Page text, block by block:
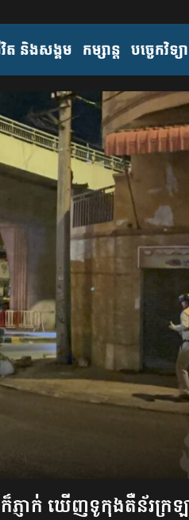
ត និងសង្គម កម្សាន្ត បច្ចេកវិទ្យា
ភ្ញាក់ ឃើញទូកុងតឺន័រក្រ